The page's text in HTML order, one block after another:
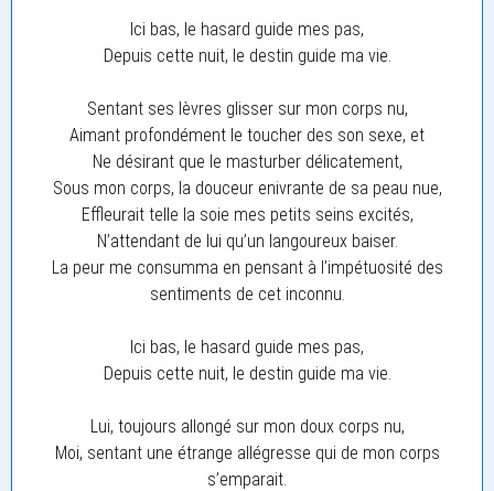
Ici bas, le hasard guide mes pas,
Depuis cette nuit, le destin guide ma vie.
Sentant ses lèvres glisser sur mon corps nu,
Aimant profondément le toucher des son sexe, et
Ne désirant que le masturber délicatement,
Sous mon corps, la douceur enivrante de sa peau nue,
Effleurait telle la soie mes petits seins excités,
N’attendant de lui qu’un langoureux baiser.
La peur me consumma en pensant à l’impétuosité des
sentiments de cet inconnu.
Ici bas, le hasard guide mes pas,
Depuis cette nuit, le destin guide ma vie.
Lui, toujours allongé sur mon doux corps nu,
Moi, sentant une étrange allégresse qui de mon corps
s’emparait.